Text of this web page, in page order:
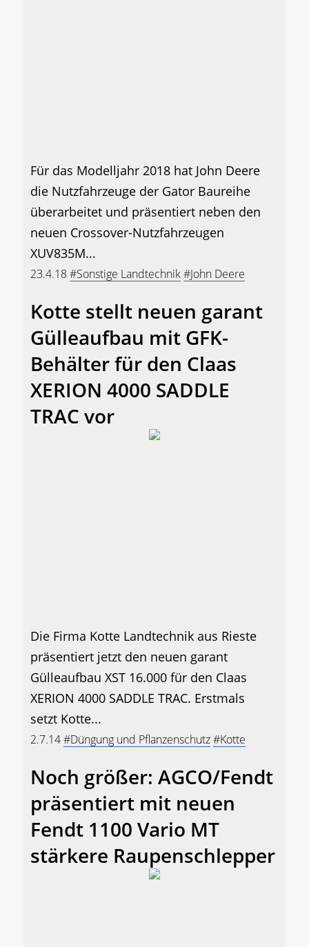
Für das Modelljahr 2018 hat John Deere
die Nutzfahrzeuge der Gator Baureihe
überarbeitet und präsentiert neben den
neuen Crossover-Nutzfahrzeugen
XUV835M...
23.4.18#Sonstige Landtechnik#John Deere
Kotte stellt neuen garant
Gülleaufbau mit GFK-
Behälter für den Claas
XERION 4000 SADDLE
TRAC vor
Die Firma Kotte Landtechnik aus Rieste
präsentiert jetzt den neuen garant
Gülleaufbau XST 16.000 für den Claas
XERION 4000 SADDLE TRAC. Erstmals
setzt Kotte...
2.7.14#Düngung und Pflanzenschutz#Kotte
Noch größer: AGCO/Fendt
präsentiert mit neuen
Fendt 1100 Vario MT
stärkere Raupenschlepper